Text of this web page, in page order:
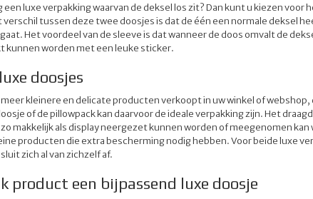
een luxe verpakking waarvan de deksel los zit? Dan kunt u kiezen
verschil tussen deze twee doosjes is dat de één een normale deksel
Het voordeel van de sleeve is dat wanneer de doos omvalt de
kunnen worden met een leuke sticker.
doosjes
kleinere en delicate producten verkoopt in uw winkel of
of de pillowpack kan daarvoor de ideale verpakking zijn. Het
makkelijk als display neergezet kunnen worden of meegenomen
producten die extra bescherming nodig hebben. Voor beide luxe
zich al van zichzelf af.
product een bijpassend luxe doosje